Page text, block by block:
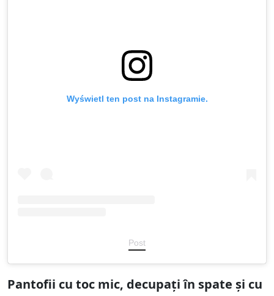
Wyświetl ten post na Instagramie.
Post
Pantofii cu toc mic, decupați în spate și cu